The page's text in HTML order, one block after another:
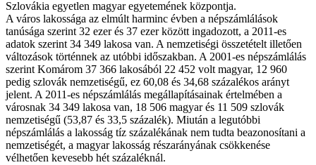
Szlovákia egyetlen magyar egyetemének központja.
A város lakossága az elmúlt harminc évben a népszámlálások
tanúsága szerint 32 ezer és 37 ezer között ingadozott, a 2011-es
adatok szerint 34 349 lakosa van. A nemzetiségi összetételt illetően
változások történnek az utóbbi időszakban. A 2001-es népszámlálás
szerint Komárom 37 366 lakosából 22 452 volt magyar, 12 960
pedig szlovák nemzetiségű, ez 60,08 és 34,68 százalékos arányt
jelent. A 2011-es népszámlálás megállapításainak értelmében a
városnak 34 349 lakosa van, 18 506 magyar és 11 509 szlovák
nemzetiségű (53,87 és 33,5 százalék). Miután a legutóbbi
népszámlálás a lakosság tíz százalékának nem tudta beazonosítani a
nemzetiségét, a magyar lakosság részarányának csökkenése
vélhetően kevesebb hét százaléknál.